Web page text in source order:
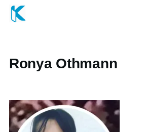
Direkt zum Inhalt
Ronya Othmann